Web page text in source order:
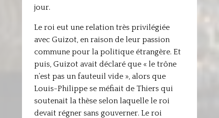
jour.
Le roi eut une relation très privilégiée
avec Guizot, en raison de leur passion
commune pour la politique étrangère. Et
puis, Guizot avait déclaré que « le trône
n’est pas un fauteuil vide », alors que
Louis-Philippe se méfiait de Thiers qui
soutenait la thèse selon laquelle le roi
devait régner sans gouverner. Le roi